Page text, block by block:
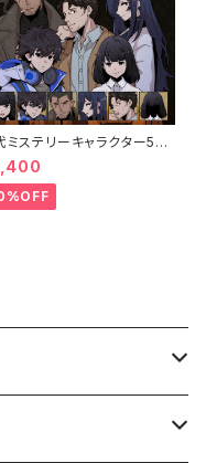
ミステリーキャラクター5体
トの立ち絵素材｜ペン画調・
テリー・事件系向け｜探偵・
・エンジニアなど